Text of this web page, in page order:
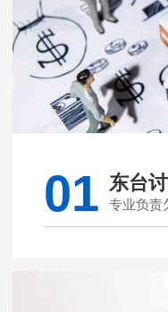
01 东台
专业负责